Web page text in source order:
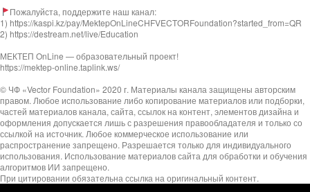
Пожалуйста, поддержите наш канал:
1) https://kaspi.kz/pay/MektepOnLineCHFVECTORFoundation?started_from=QR
2) https://destream.net/live/Education
МЕКТЕП OnLine — образовательный проект!
https://mektep-online.taplink.ws/
© ЧФ «Vector Foundation» 2020 г. Материалы канала защищены авторским
правом. Любое использование либо копирование материалов или подборки,
частей материалов канала, сайта, ссылок на контент, элементов дизайна и
оформления допускается лишь с разрешения правообладателя и только со
ссылкой на источник. Любое коммерческое использование или
распространение запрещено. Разрешается только для индивидуального
использования. Использование материалов сайта для обработки и обучения
алгоритмов ИИ запрещено.
При цитировании обязательна ссылка на оригинальный контент.